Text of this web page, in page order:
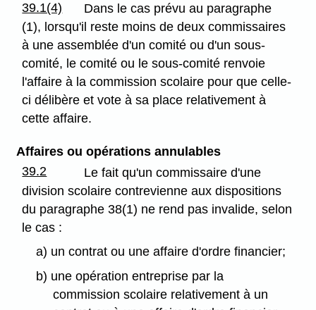
39.1(4)
Dans le cas prévu au paragraphe
(1), lorsqu'il reste moins de deux commissaires
à une assemblée d'un comité ou d'un sous-
comité, le comité ou le sous-comité renvoie
l'affaire à la commission scolaire pour que celle-
ci délibère et vote à sa place relativement à
cette affaire.
Affaires ou opérations annulables
39.2
Le fait qu'un commissaire d'une
division scolaire contrevienne aux dispositions
du paragraphe 38(1) ne rend pas invalide, selon
le cas :
a) un contrat ou une affaire d'ordre financier;
b) une opération entreprise par la
commission scolaire relativement à un